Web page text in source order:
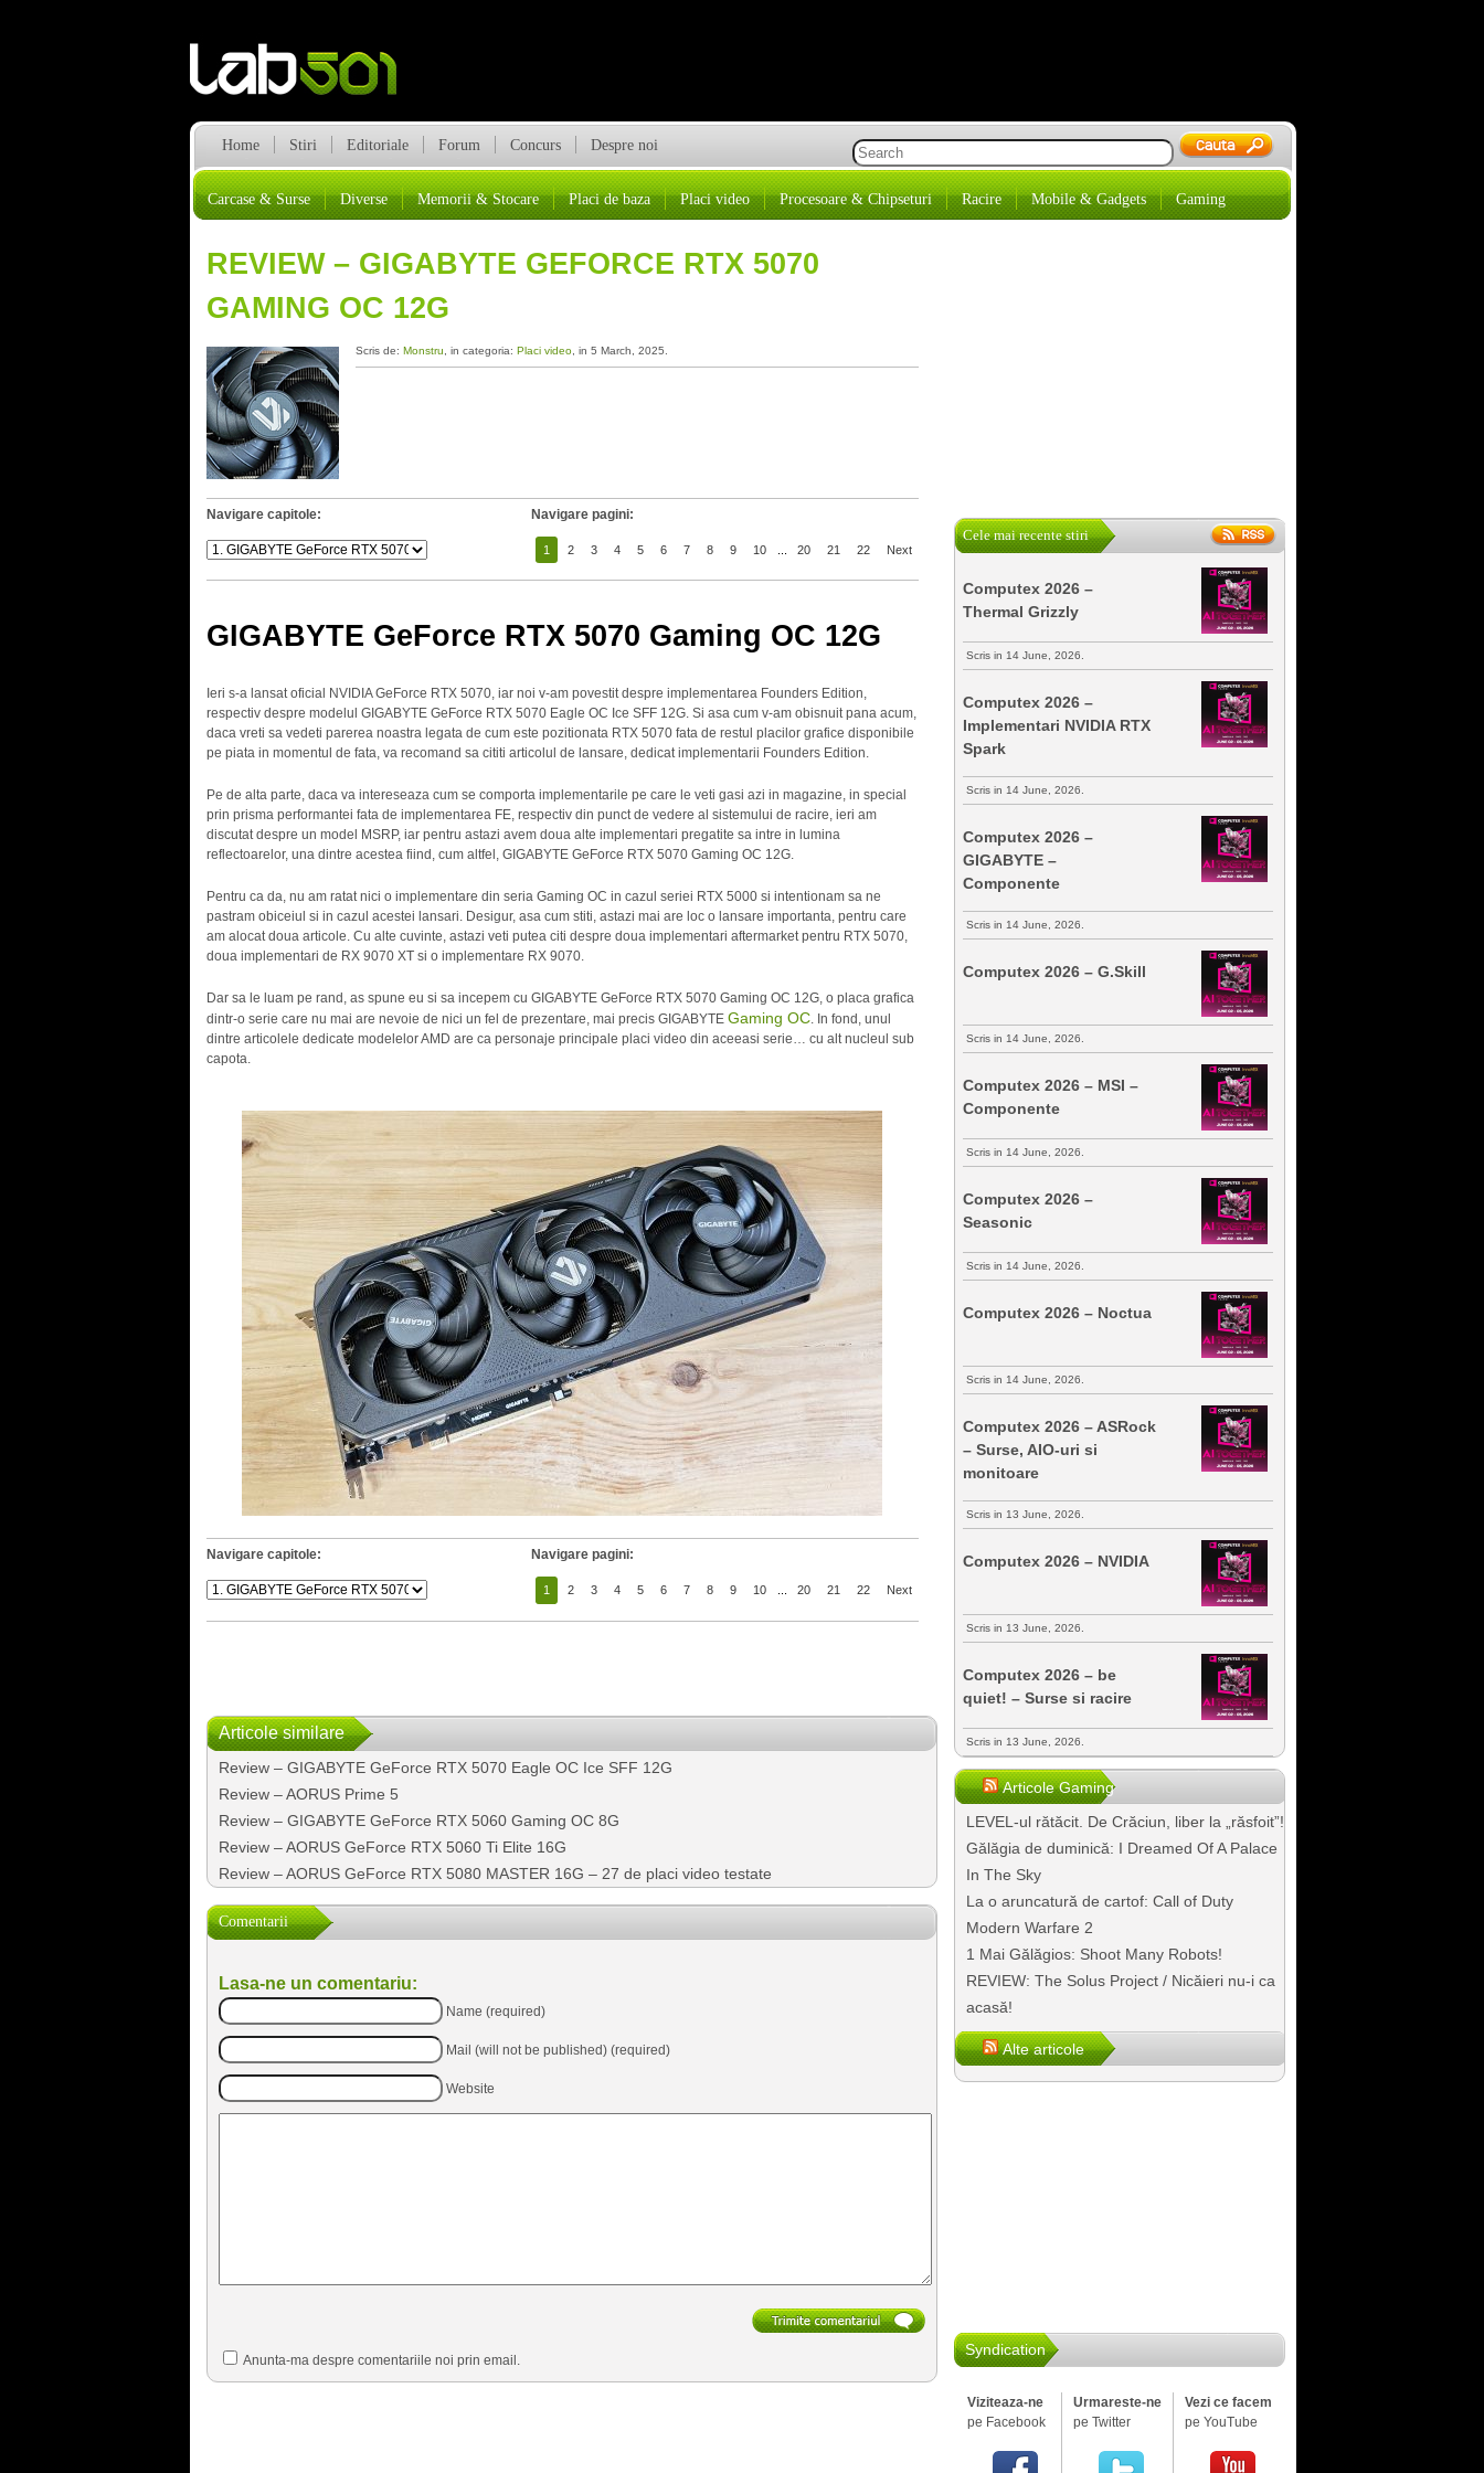
Home Stiri Editoriale Forum Concurs Despre noi
Carcase & Surse Diverse Memorii & Stocare Placi de baza Placi video Procesoare & Chipseturi Racire Mobile & Gadgets Gaming
REVIEW – GIGABYTE GEFORCE RTX 5070
GAMING OC 12G
Scris de: Monstru , in categoria: Placi video, in 5 March, 2025.
Navigare capitole: Navigare pagini:
1 2 3 4 5 6 7 8 9 10 20 21 22 Next
GIGABYTE GeForce RTX 5070 Gaming OC 12G
Ieri s-a lansat oficial NVIDIA GeForce RTX 5070, iar noi v-am povestit despre implementarea Founders Edition,
respectiv despre modelul GIGABYTE GeForce RTX 5070 Eagle OC Ice SFF 12G. Si asa cum v-am obisnuit pana acum,
daca vreti sa vedeti parerea noastra legata de cum este pozitionata RTX 5070 fata de restul placilor grafice disponibile
pe piata in momentul de fata, va recomand sa cititi articolul de lansare, dedicat implementarii Founders Edition.
Pe de alta parte, daca va intereseaza cum se comporta implementarile pe care le veti gasi azi in magazine, in special
prin prisma performantei fata de implementarea FE, respectiv din punct de vedere al sistemului de racire, ieri am
discutat despre un model MSRP, iar pentru astazi avem doua alte implementari pregatite sa intre in lumina
reflectoarelor, una dintre acestea fiind, cum altfel, GIGABYTE GeForce RTX 5070 Gaming OC 12G.
Pentru ca da, nu am ratat nici o implementare din seria Gaming OC in cazul seriei RTX 5000 si intentionam sa ne
pastram obiceiul si in cazul acestei lansari. Desigur, asa cum stiti, astazi mai are loc o lansare importanta, pentru care
am alocat doua articole. Cu alte cuvinte, astazi veti putea citi despre doua implementari aftermarket pentru RTX 5070,
doua implementari de RX 9070 XT si o implementare RX 9070.
Dar sa le luam pe rand, as spune eu si sa incepem cu GIGABYTE GeForce RTX 5070 Gaming OC 12G, o placa grafica
dintr-o serie care nu mai are nevoie de nici un fel de prezentare, mai precis GIGABYTE Gaming OC. In fond, unul
dintre articolele dedicate modelelor AMD are ca personaje principale placi video din aceeasi serie… cu alt nucleul sub
capota.
Navigare capitole: Navigare pagini:
1 2 3 4 5 6 7 8 9 10 20 21 22 Next
Articole similare
Review – GIGABYTE GeForce RTX 5070 Eagle OC Ice SFF 12G
Review – AORUS Prime 5
Review – GIGABYTE GeForce RTX 5060 Gaming OC 8G
Review – AORUS GeForce RTX 5060 Ti Elite 16G
Review – AORUS GeForce RTX 5080 MASTER 16G – 27 de placi video testate
Comentarii
Lasa-ne un comentariu:
Name (required)
Mail (will not be published) (required)
Website
Anunta-ma despre comentariile noi prin email.
Cele mai recente stiri
Computex 2026 –
Thermal Grizzly
Scris in 14 June, 2026.
Computex 2026 –
Implementari NVIDIA RTX
Spark
Scris in 14 June, 2026.
Computex 2026 –
GIGABYTE –
Componente
Scris in 14 June, 2026.
Computex 2026 – G.Skill
Scris in 14 June, 2026.
Computex 2026 – MSI –
Componente
Scris in 14 June, 2026.
Computex 2026 –
Seasonic
Scris in 14 June, 2026.
Computex 2026 – Noctua
Scris in 14 June, 2026.
Computex 2026 – ASRock
– Surse, AIO-uri si
monitoare
Scris in 13 June, 2026.
Computex 2026 – NVIDIA
Scris in 13 June, 2026.
Computex 2026 – be
quiet! – Surse si racire
Scris in 13 June, 2026.
Articole Gaming
LEVEL-ul rătăcit. De Crăciun, liber la „răsfoit”!
Gălăgia de duminică: I Dreamed Of A Palace
In The Sky
La o aruncatură de cartof: Call of Duty
Modern Warfare 2
1 Mai Gălăgios: Shoot Many Robots!
REVIEW: The Solus Project / Nicăieri nu-i ca
acasă!
Alte articole
Syndication
Viziteaza-ne
pe Facebook
Urmareste-ne
pe Twitter
Vezi ce facem
pe YouTube